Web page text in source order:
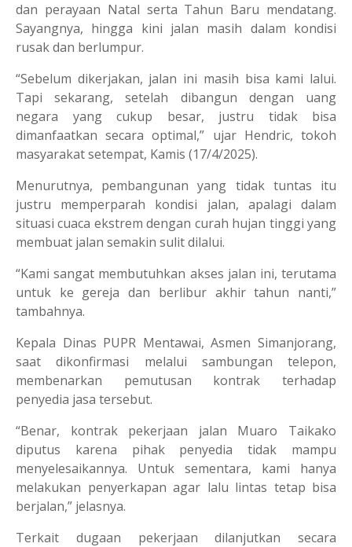
dan perayaan Natal serta Tahun Baru mendatang.
Sayangnya, hingga kini jalan masih dalam kondisi
rusak dan berlumpur.
“Sebelum dikerjakan, jalan ini masih bisa kami lalui.
Tapi sekarang, setelah dibangun dengan uang
negara yang cukup besar, justru tidak bisa
dimanfaatkan secara optimal,” ujar Hendric, tokoh
masyarakat setempat, Kamis (17/4/2025).
Menurutnya, pembangunan yang tidak tuntas itu
justru memperparah kondisi jalan, apalagi dalam
situasi cuaca ekstrem dengan curah hujan tinggi yang
membuat jalan semakin sulit dilalui.
“Kami sangat membutuhkan akses jalan ini, terutama
untuk ke gereja dan berlibur akhir tahun nanti,”
tambahnya.
Kepala Dinas PUPR Mentawai, Asmen Simanjorang,
saat dikonfirmasi melalui sambungan telepon,
membenarkan pemutusan kontrak terhadap
penyedia jasa tersebut.
“Benar, kontrak pekerjaan jalan Muaro Taikako
diputus karena pihak penyedia tidak mampu
menyelesaikannya. Untuk sementara, kami hanya
melakukan penyerkapan agar lalu lintas tetap bisa
berjalan,” jelasnya.
Terkait dugaan pekerjaan dilanjutkan secara